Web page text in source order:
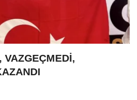
VAZGEÇMEDİ,